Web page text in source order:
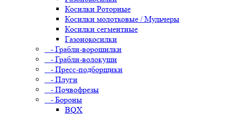
Косилки Роторные
Косилки молотковые / Мульчеры
Косилки сегментные
Газонокосилки
- Грабли-ворошилки
- Грабли-волокуши
- Пресс-подборщики
- Плуги
- Почвофрезы
- Бороны
BQX